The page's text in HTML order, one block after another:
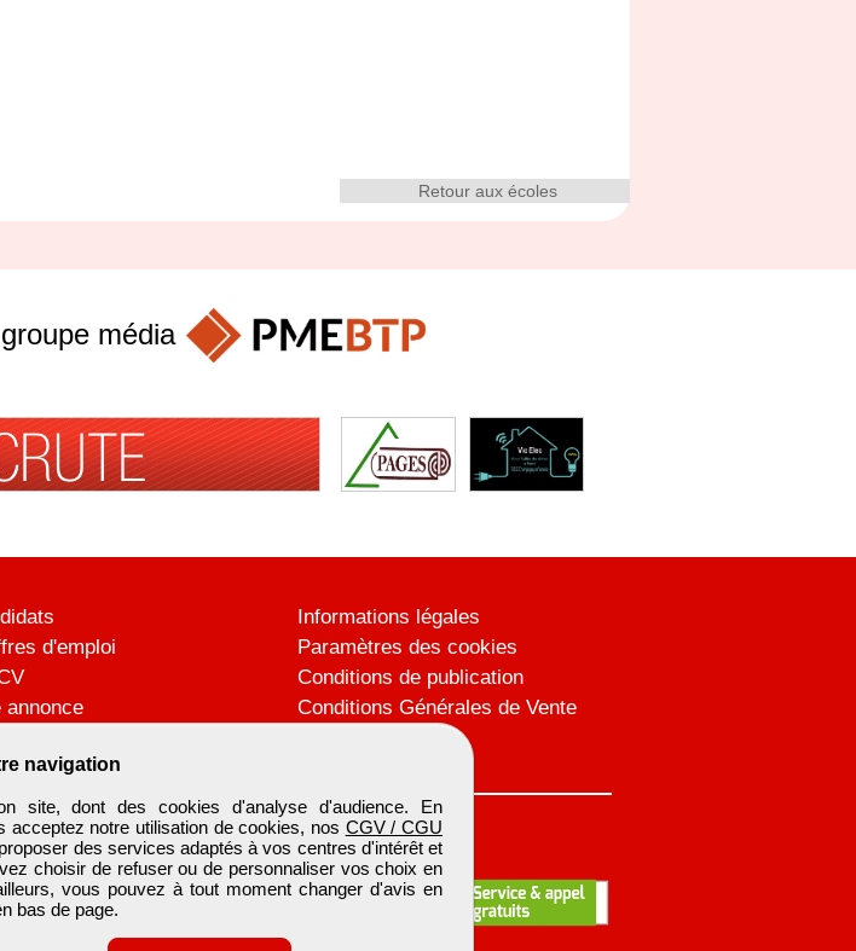
Retour aux écoles
navigation
site, dont des cookies d'analyse d'audience. En
notre utilisation de cookies, nos CGV / CGU
des services adaptés à vos centres d'intérêt et
choisir de refuser ou de personnaliser vos choix en
vous pouvez à tout moment changer d'avis en
bas de page.
média
d'emploi
annonce
Informations légales
Paramètres des cookies
Conditions de publication
Conditions Générales de Vente